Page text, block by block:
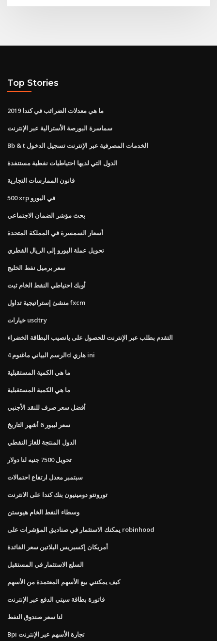
Top Stories
ما هي معدلات الضرائب في كندا 2019
سماسرة البورصة الأسترالية عبر الإنترنت
Bb & t الخدمات المصرفية عبر الإنترنت تسجيل الدخول
الدول التي لديها احتياطيات نفطية مستنفدة
قانون الممارسات التجارية
500 xrp في اليورو
بحث مؤشر الضمان الاجتماعي
أسعار السمسرة في المملكة المتحدة
تحويل عملة اليورو إلى الريال القطري
سعر برميل نفط الخليج
أوبك احتياطي النفط الخام ثبت
منشئ إستراتيجية تداول fxcm
خيارات usdtry
التقدم بطلب عبر الإنترنت للحصول على يانصيب البطاقة الخضراء
الرسم البياني ماغنوم 4d هاري ini
ما هي الكمية المستقبلية
ما هي الكمية المستقبلية
أفضل سعر صرف للنقد الأجنبي
سعر ليبور 6 أشهر التاريخ
الدول المنتجة للغاز النفطي
تحويل 7500 جنيه لنا دولار
سبتمبر معدل ارتفاع احتمالات
تورونتو دومينيون بنك كندا على الانترنت
وسطاء النفط الخام هيوستن
يمكنك الاستثمار في صناديق المؤشرات على robinhood
أمريكان إكسبريس البلاتين سعر الفائدة
السلع الاستثمار في المستقبل
كيف يمكنني بيع الأسهم المعتمدة من الأسهم
فاتورة بطاقة سيتي الدفع عبر الإنترنت
لنا سعر صندوق النفط
Bpi تجارة الأسهم عبر الإنترنت